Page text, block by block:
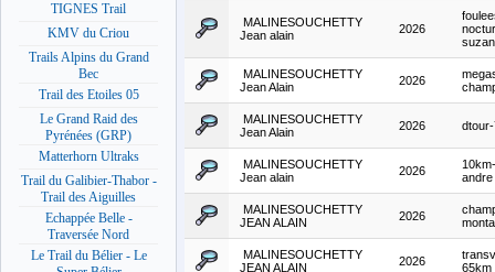
TIGNES Trail
KMV du Criou
Trails Alpins du Grand
Bec
Trail des Etoiles 05
Le Grand Raid des
Pyrénées (GRP)
Matterhorn Ultraks
Trail du Galibier-Thabor -
Trail des Aiguilles
Echappée Belle -
Traversée Nord
Le Trail du Bélier - Le
MALINESOUCHETTY
Jean alain
2026
MALINESOUCHETTY
Jean Alain
2026
MALINESOUCHETTY
Jean Alain
2026
MALINESOUCHETTY
Jean alain
2026
andre
MALINESOUCHETTY
JEAN ALAIN
2026
MALINESOUCHETTY
JEAN ALAIN
2026
65km